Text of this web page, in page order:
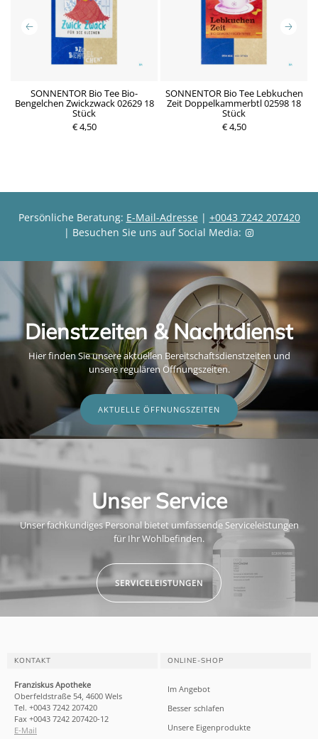
SONNENTOR Bio Tee Bio-
Bengelchen Zwickzwack 02629 18
Stück
€ 4,50
SONNENTOR Bio Tee Lebkuchen
Zeit Doppelkammerbtl 02598 18
Stück
€ 4,50
P
Persönliche Beratung: E-Mail-Adresse | +0043 7242 207420
| Besuchen Sie uns auf Social Media:
Dienstzeiten & Nachtdienst
Hier finden Sie unsere aktuellen Bereitschaftsdienstzeiten und
unsere regulären Öffnungszeiten.
AKTUELLE ÖFFNUNGSZEITEN
Unser Service
Unser fachkundiges Personal bietet umfassende Serviceleistungen
für Ihr Wohlbefinden.
SERVICELEISTUNGEN
KONTAKT
Franziskus Apotheke
Oberfeldstraße 54, 4600 Wels
Tel. +0043 7242 207420
Fax +0043 7242 207420-12
E-Mail
ONLINE-SHOP
Im Angebot
Besser schlafen
Unsere Eigenprodukte